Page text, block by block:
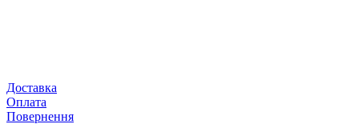
Доставка
Оплата
Повернення